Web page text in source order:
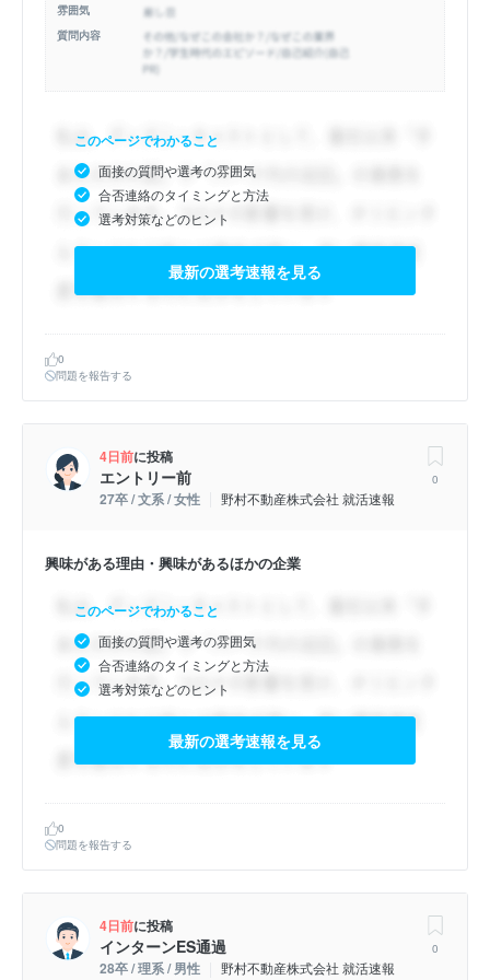
雰囲気
質問内容
このページでわかること
面接の質問や選考の雰囲気
合否連絡のタイミングと方法
選考対策などのヒント
最新の選考速報を見る
0
問題を報告する
4日前に投稿
エントリー前
27卒 / 文系 / 女性 野村不動産株式会社 就活速報
0
興味がある理由・興味があるほかの企業
このページでわかること
面接の質問や選考の雰囲気
合否連絡のタイミングと方法
選考対策などのヒント
最新の選考速報を見る
0
問題を報告する
4日前に投稿
インターンES通過
28卒 / 理系 / 男性 野村不動産株式会社 就活速報
0